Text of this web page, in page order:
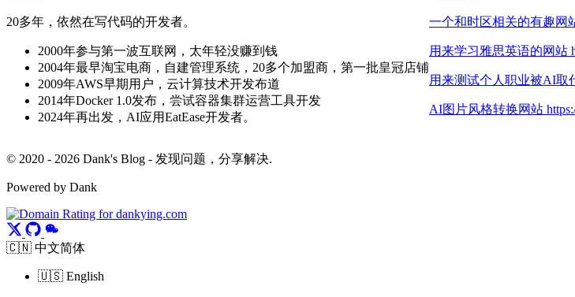
20多年，依然在写代码的开发者。
2000年参与第一波互联网，太年轻没赚到钱
2004年最早淘宝电商，自建管理系统，20多个加盟商，第一批皇冠店铺
2009年AWS早期用户，云计算技术开发布道
2014年Docker 1.0发布，尝试容器集群运营工具开发
2024年再出发，AI应用EatEase开发者。
一个和时区相关的有趣网
用来学习雅思英语的网站
用来测试个人职业被AI取
AI图片风格转换网站
© 2020 - 2026 Dank's Blog - 发现问题，分享解决.
Powered by Dank
🇨🇳 中文简体
🇺🇸 English